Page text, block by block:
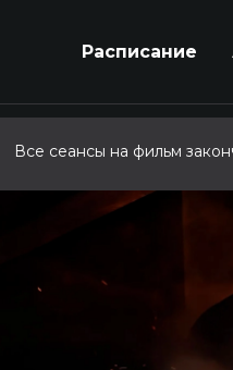
Расписание
Все сеансы на фильм